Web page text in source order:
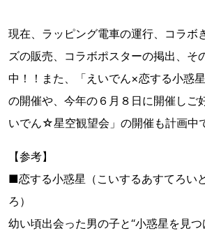
現在、ラッピング電車の運行、コラボ
ズの販売、コラボポスターの掲出、そ
中！！また、「えいでん×恋する小惑
の開催や、今年の６月８日に開催しご
いでん☆星空観望会」の開催も計画中
【参考】
■恋する小惑星（こいするあすてろい
ろ）
幼い頃出会った男の子と“小惑星を見